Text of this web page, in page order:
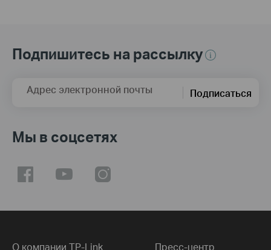
Подпишитесь на рассылку
Адрес электронной почты Подписаться
Мы в соцсетях
О компании TP-Link Пресс-центр